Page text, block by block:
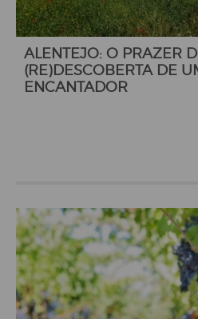
ALENTEJO: O PRAZER
(RE)DESCOBERTA DE
ENCANTADOR